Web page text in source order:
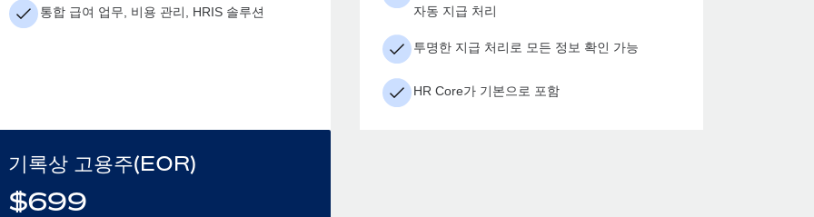
통합 급여 업무, 비용 관리, HRIS 솔루션
자동 지급 처리
투명한 지급 처리로 모든 정보 확인 가능
HR Core가 기본으로 포함
기록상 고용주(EOR)
$699